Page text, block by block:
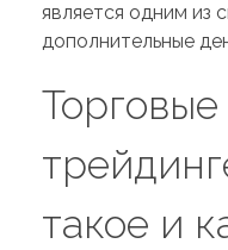
является одним из
дополнительные
такое и